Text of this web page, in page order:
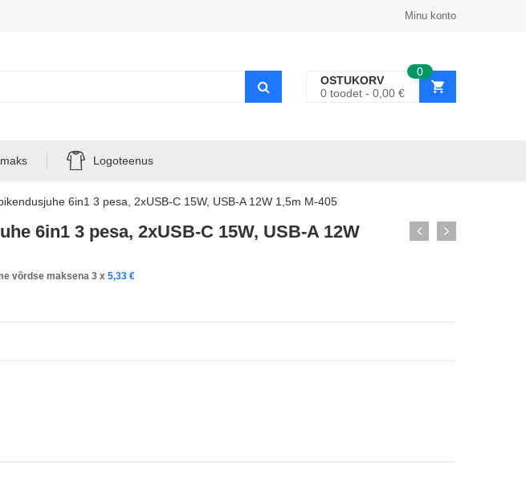
Minu konto
0
OSTUKORV
0 toodet 0,00 €
Logoteenus
6in1 3 pesa, 2xUSB-C 15W, USB-A 12W 1,5m M-405
6in1 3 pesa, 2xUSB-C 15W, USB-A 12W
võrdse maksena 3 x 5,33 €